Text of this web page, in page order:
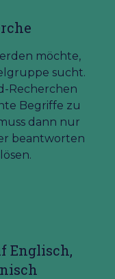
möchte,
sucht.
Recherchen
Begriffe zu
dann nur
beantworten
Englisch,